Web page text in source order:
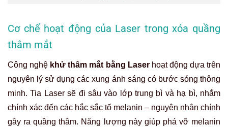
Cơ chế hoạt động của Laser trong xóa quầng
thâm mắt
Công nghệ khử thâm mắt bằng Laserhoạt động dựa trên
nguyên lý sử dụng các xung ánh sáng có bước sóng thông
minh. Tia Laser sẽ đi sâu vào lớp trung bì và hạ bì, nhắm
chính xác đến các hắc sắc tố melanin – nguyên nhân chính
gây ra quầng thâm. Năng lượng này giúp phá vỡ melanin